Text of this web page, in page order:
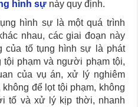
hình sự này quy định.
hình sự là một quá trình
nhau, các giai đoạn này
của tố tụng hình sự là phát
tội phạm và người phạm tội,
của vụ án, xử lý nghiêm
để lọt tội phạm, không
tố và xử lý kịp thời, nhanh